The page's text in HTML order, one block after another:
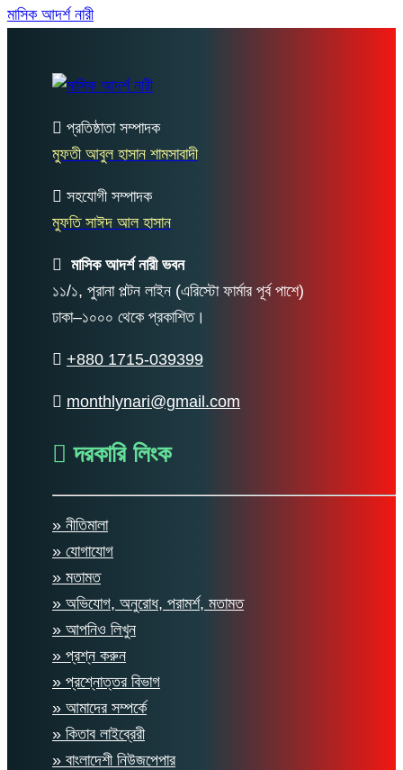
মাসিক আদর্শ নারী
প্রতিষ্ঠাতা সম্পাদক
মুফতী আবুল হাসান শামসাবাদী
সহযোগী সম্পাদক
মুফতি সাঈদ আল হাসান
মাসিক আদর্শ নারী ভবন
১১/১, পুরানা পল্টন লাইন (এরিস্টো ফার্মার পূর্ব পাশে)
ঢাকা–১০০০ থেকে প্রকাশিত।
+880 1715-039399
monthlynari@gmail.com
দরকারি লিংক
» নীতিমালা
» যোগাযোগ
» মতামত
» অভিযোগ, অনুরোধ, পরামর্শ, মতামত
» আপনিও লিখুন
» প্রশ্ন করুন
» প্রশ্নোত্তর বিভাগ
» আমাদের সম্পর্কে
» কিতাব লাইব্রেরী
» বাংলাদেশী নিউজপেপার